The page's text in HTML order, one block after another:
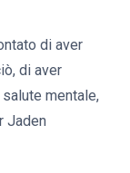
di aver
di aver
mentale,
Jaden